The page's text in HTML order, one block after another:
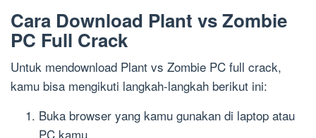
Cara Download Plant vs Zombie
PC Full Crack
Untuk mendownload Plant vs Zombie PC full crack,
kamu bisa mengikuti langkah-langkah berikut ini:
Buka browser yang kamu gunakan di laptop atau
PC kamu.